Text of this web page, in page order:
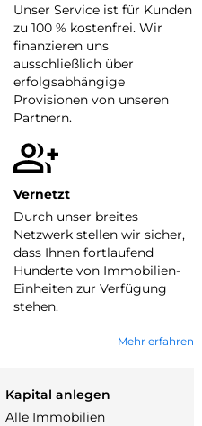
Unser Service ist für Kunden
zu 100 % kostenfrei. Wir
finanzieren uns
ausschließlich über
erfolgsabhängige
Provisionen von unseren
Partnern.
Vernetzt
Durch unser breites
Netzwerk stellen wir sicher,
dass Ihnen fortlaufend
Hunderte von Immobilien-
Einheiten zur Verfügung
stehen.
Mehr erfahren
Kapital anlegen
Alle Immobilien